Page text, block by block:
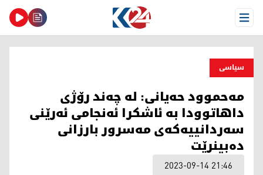
Open Menu
سیاسی
مه‌حموود حه‌یانی: له‌ چه‌ند رۆژی
داهاتوودا به‌ ئاشكرا ئه‌نجامی ئه‌رێنی
سه‌ردانییه‌كه‌ی مه‌سرور بارزانی
ده‌بینرێت
2023-09-14 21:46